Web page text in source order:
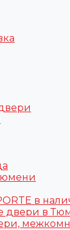
в
двери в